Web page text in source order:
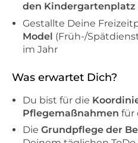
den Kindergartenplatz
Gestallte Deine
Model (Früh-/
im Jahr
Was erwartet Dich?
Du bist für die
Pflegemaßnahmen für
Die Grundpflege der